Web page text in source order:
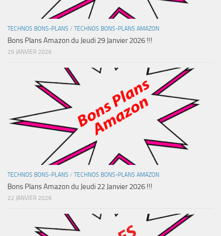
TECHNOS BONS-PLANS / TECHNOS BONS-PLANS AMAZON
Bons Plans Amazon du Jeudi 29 Janvier 2026 !!!
29 JANVIER 2026
TECHNOS BONS-PLANS / TECHNOS BONS-PLANS AMAZON
Bons Plans Amazon du Jeudi 22 Janvier 2026 !!!
22 JANVIER 2026